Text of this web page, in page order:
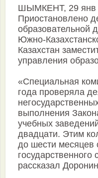
ШЫМКЕНТ, 29 янв
Приостановлено
образовательной
Южно-
Казахстан
управления
«Специальная
года проверяла
выполнения
учебных
двадцати. Этим
до шести месяцев
государственного
рассказал